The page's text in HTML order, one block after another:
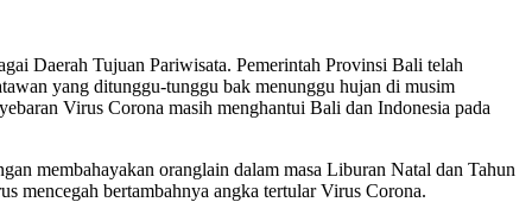
Daerah Tujuan Pariwisata. Pemerintah Provinsi Bali telah
yang ditunggu-tunggu bak menunggu hujan di musim
Virus Corona masih menghantui Bali dan Indonesia pada
membahayakan oranglain dalam masa Liburan Natal dan Tahun
mencegah bertambahnya angka tertular Virus Corona.